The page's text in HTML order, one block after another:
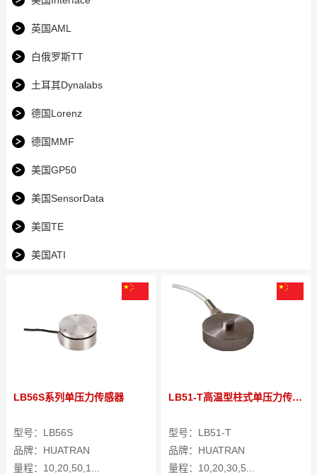
英国AML
白俄罗斯TT
土耳其Dynalabs
德国Lorenz
德国MMF
美国GP50
美国SensorData
美国TE
美国ATI
LB56S系列单压力传感器
型号：LB56S
品牌：HUATRAN
量程：10,20,50,1...
LB51-T高温型柱式单压力传感器
型号：LB51-T
品牌：HUATRAN
量程：10,20,30,5...